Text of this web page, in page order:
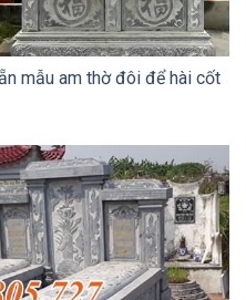
mẫu am thờ đôi để hài cốt